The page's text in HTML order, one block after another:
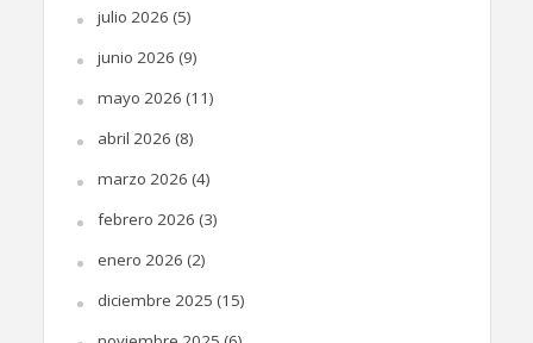
julio 2026 (5)
junio 2026 (9)
mayo 2026 (11)
abril 2026 (8)
marzo 2026 (4)
febrero 2026 (3)
enero 2026 (2)
diciembre 2025 (15)